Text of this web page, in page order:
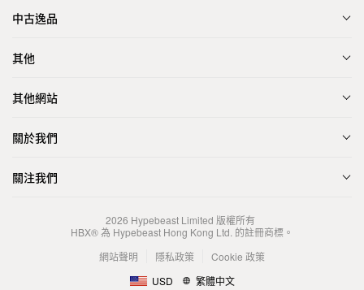
中古逸品
其他
其他網站
關於我們
關注我們
2026 Hypebeast Limited 版權所有
HBX® 為 Hypebeast Hong Kong Ltd. 的註冊商標。
網站聲明
隱私政策
Cookie 政策
USD
繁體中文